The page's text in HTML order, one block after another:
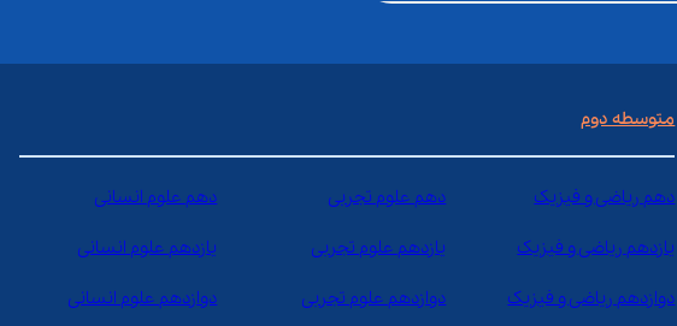
متوسطه دوم
دهم ریاضی و فیزیک دهم علوم تجربی دهم علوم انسانی
یازدهم ریاضی و فیزیک یازدهم علوم تجربی یازدهم علوم انسانی
دوازدهم ریاضی و فیزیک دوازدهم علوم تجربی دوازدهم علوم انسانی